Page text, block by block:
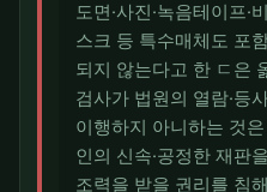
도면·사진·녹음테이프·
스크 등 특수매체도 포
되지 않는다고 한 ㄷ은
검사가 법원의 열람·등
이행하지 아니하는 것
인의 신속·공정한 재판
조력을 받을 권리를 침